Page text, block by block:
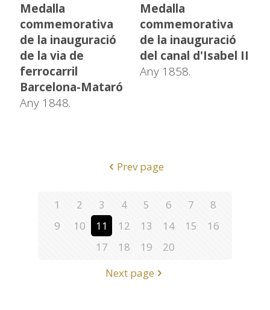
Medalla
commemorativa
de la inauguració
de la via de
ferrocarril
Barcelona-Mataró
Any 1848.
Medalla
commemorativa
de la inauguració
del canal d'Isabel II
Any 1858.
Prev page
1 2 3 4 5 6 7
8
9
10 11 12 13 14 15
16
17
18 19
20
Next page